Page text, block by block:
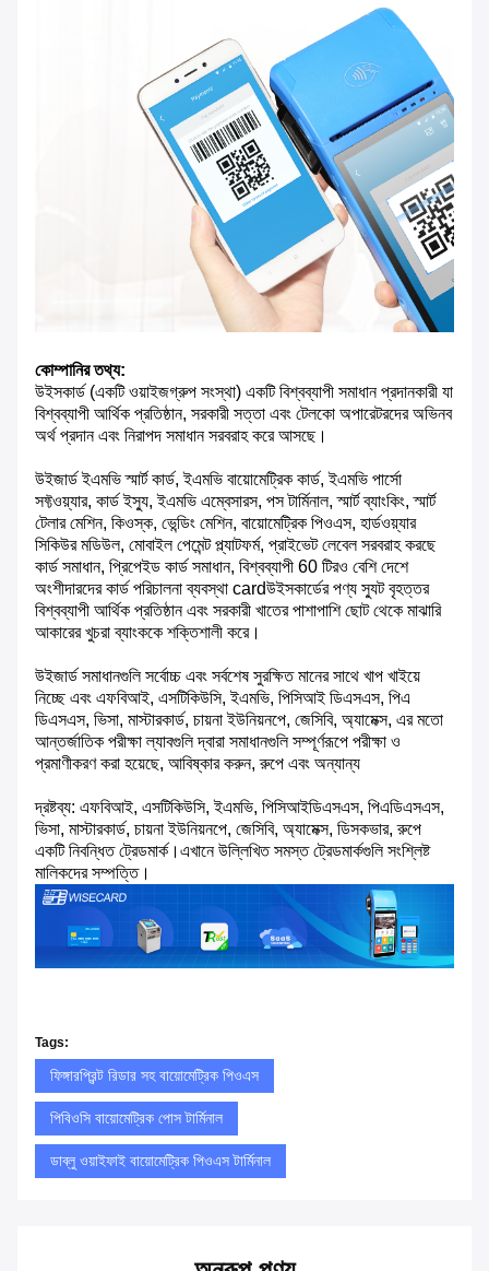
কোম্পানির তথ্য:
উইসকার্ড (একটি ওয়াইজগ্রুপ সংস্থা) একটি বিশ্বব্যাপী সমাধান প্রদানকারী যা
বিশ্বব্যাপী আর্থিক প্রতিষ্ঠান, সরকারী সত্তা এবং টেলকো অপারেটরদের অভিনব
অর্থ প্রদান এবং নিরাপদ সমাধান সরবরাহ করে আসছে।
উইজার্ড ইএমভি স্মার্ট কার্ড, ইএমভি বায়োমেট্রিক কার্ড, ইএমভি পার্সো
সফ্টওয়্যার, কার্ড ইস্যু, ইএমভি এম্বেসারস, পস টার্মিনাল, স্মার্ট ব্যাংকিং, স্মার্ট
টেলার মেশিন, কিওস্ক, ভেন্ডিং মেশিন, বায়োমেট্রিক পিওএস, হার্ডওয়্যার
সিকিউর মডিউল, মোবাইল পেমেন্ট প্ল্যাটফর্ম, প্রাইভেট লেবেল সরবরাহ করছে
কার্ড সমাধান, প্রিপেইড কার্ড সমাধান, বিশ্বব্যাপী 60 টিরও বেশি দেশে
অংশীদারদের কার্ড পরিচালনা ব্যবস্থা cardউইসকার্ডের পণ্য স্যুট বৃহত্তর
বিশ্বব্যাপী আর্থিক প্রতিষ্ঠান এবং সরকারী খাতের পাশাপাশি ছোট থেকে মাঝারি
আকারের খুচরা ব্যাংককে শক্তিশালী করে।
উইজার্ড সমাধানগুলি সর্বোচ্চ এবং সর্বশেষ সুরক্ষিত মানের সাথে খাপ খাইয়ে
নিচ্ছে এবং এফবিআই, এসটিকিউসি, ইএমভি, পিসিআই ডিএসএস, পিএ
ডিএসএস, ভিসা, মাস্টারকার্ড, চায়না ইউনিয়নপে, জেসিবি, অ্যামেক্স, এর মতো
আন্তর্জাতিক পরীক্ষা ল্যাবগুলি দ্বারা সমাধানগুলি সম্পূর্ণরূপে পরীক্ষা ও
প্রমাণীকরণ করা হয়েছে, আবিষ্কার করুন, রুপে এবং অন্যান্য
দ্রষ্টব্য: এফবিআই, এসটিকিউসি, ইএমভি, পিসিআইডিএসএস, পিএডিএসএস,
ভিসা, মাস্টারকার্ড, চায়না ইউনিয়নপে, জেসিবি, অ্যামেক্স, ডিসকভার, রুপে
একটি নিবন্ধিত ট্রেডমার্ক।এখানে উল্লিখিত সমস্ত ট্রেডমার্কগুলি সংশ্লিষ্ট
মালিকদের সম্পত্তি।
Tags:
ফিঙ্গারপ্রিন্ট রিডার সহ বায়োমেট্রিক পিওএস
পিবিওসি বায়োমেট্রিক পোস টার্মিনাল
ডাব্লু ওয়াইফাই বায়োমেট্রিক পিওএস টার্মিনাল